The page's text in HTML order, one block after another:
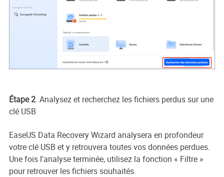
Étape 2. Analysez et recherchez les fichiers perdus sur une
clé USB
EaseUS Data Recovery Wizard analysera en profondeur
votre clé USB et y retrouvera toutes vos données perdues.
Une fois l'analyse terminée, utilisez la fonction « Filtre »
pour retrouver les fichiers souhaités.